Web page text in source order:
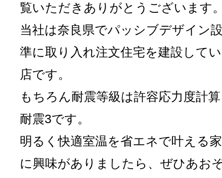
覧いただきありがとうございます
当社は奈良県でパッシブデザイン
準に取り入れ注文住宅を建設して
店です。
もちろん耐震等級は許容応力度計
耐震3です。
明るく快適室温を省エネで叶える
に興味がありましたら、ぜひあお